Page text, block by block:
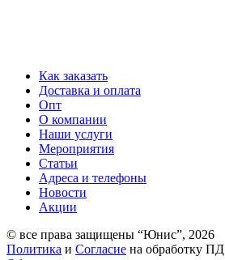
Как заказать
Доставка и оплата
Опт
О компании
Наши услуги
Мероприятия
Статьи
Адреса и телефоны
Новости
Акции
© все права защищены “Юнис”, 2026
Политика и Согласие на обработку ПД